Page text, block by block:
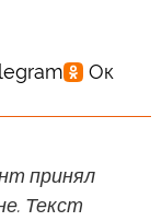
принял
Текст